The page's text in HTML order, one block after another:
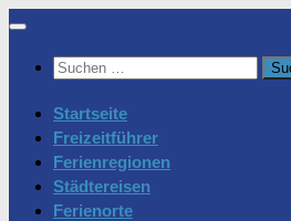
Zum
springenSuchen
Startseite
Freizeitführer
Ferienregionen
Städtereisen
Ferienorte